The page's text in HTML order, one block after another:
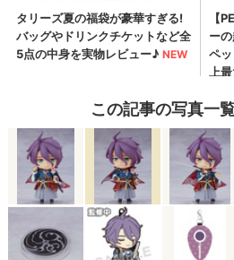
この記事の写真一